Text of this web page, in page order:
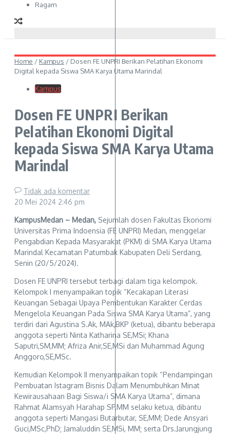
Ragam
Home / Kampus / Dosen FE UNPRI Berikan Pelatihan Ekonomi
Digital kepada Siswa SMA Karya Utama Marindal
Kampus
Dosen FE UNPRI Berikan
Pelatihan Ekonomi Digital
kepada Siswa SMA Karya Utama
Marindal
Tidak ada komentar
20 Mei 2024 2:46 pm
KampusMedan – Medan, Sejumlah dosen Fakultas Ekonomi
Universitas Prima Indoensia (FE UNPRI) Medan, menggelar
Pengabdian Kepada Masyarakat (PKM) di SMA Karya Utama
Marindal Kecamatan Patumbak Kabupaten Deli Serdang,
Senin (20/5/2024).
Dosen FE UNPRI tersebut terbagi dalam tiga kelompok.
Kelompok I menyampaikan topik “Kecakapan Literasi
Keuangan Sebagai Upaya Pembentukan Karakter Cerdas
Mengelola Keuangan Pada Siswa SMA Karya Utama”, yang
terdiri dari Agustina S.Ak, MAk,BKP (ketua), dibantu beberapa
anggota seperti Ninta Katharina SE,MSi; Khana
Saputri,SM,MM; Afriza Anir,SE,MSi dan Muhammad Agung
Anggoro,SE,MSc.
Kemudian Kelompok II menyampaikan topik “Pendampingan
Pembuatan Istagram Bisnis Dalam Menumbuhkan Minat
Kewirausahaan Bagi Siswa/i SMA Karya Utama”, dimana
Rahmat Alamsyah Harahap SP,MM selaku ketua, dibantu
anggota seperti Mangasi Butarbutar, SE,MM; Dede Ansyari
Guci,MSc,PhD; Jamaluddin SE,MSi, MM; serta Drs.Jarungjung